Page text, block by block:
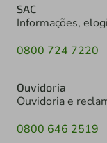
SAC
Informações,
0800 724 7220
Ouvidoria
Ouvidoria e
0800 646 2519